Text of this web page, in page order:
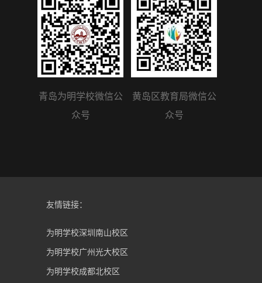
青岛为明学校微信公
众号
黄岛区教育局微信公
众号
友情链接：
为明学校深圳南山校区
为明学校广州光大校区
为明学校成都北校区